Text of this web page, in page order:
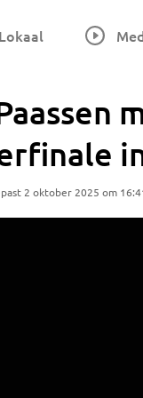
Lokaal
2 oktober 2025 om